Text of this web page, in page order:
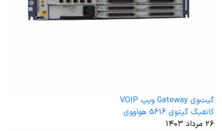
گیت‌وی Gateway ویپ VOIP
کانفیگ گیتوی 5616 هواووی
۲۶ مرداد ۱۴۰۳